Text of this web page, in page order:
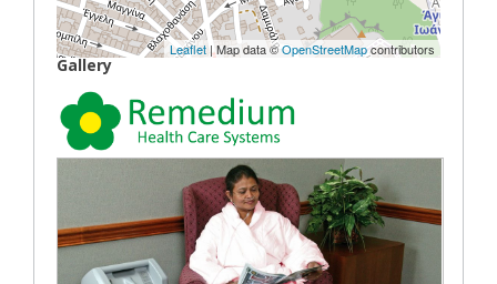
Leaflet | Map data ©OpenStreetMapcontributors
Gallery